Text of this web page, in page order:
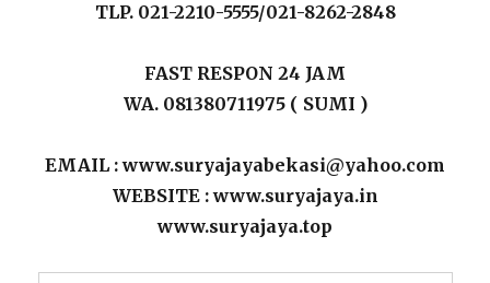
TLP. 021-2210-5555/021-8262-2848
FAST RESPON 24 JAM
WA. 081380711975 ( SUMI )
EMAIL : www.suryajayabekasi@yahoo.com
WEBSITE : www.suryajaya.in
www.suryajaya.top